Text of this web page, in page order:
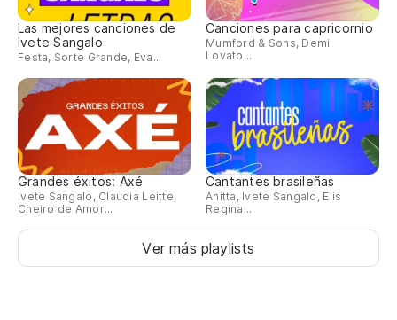
Las mejores canciones de
Ivete Sangalo
Festa, Sorte Grande, Eva...
Canciones para capricornio
Mumford & Sons, Demi
Lovato...
Grandes éxitos: Axé
Ivete Sangalo, Claudia Leitte,
Cheiro de Amor...
Cantantes brasileñas
Anitta, Ivete Sangalo, Elis
Regina...
Ver más playlists